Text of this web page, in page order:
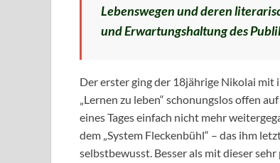
Lebenswegen und deren
und Erwartungshaltung des
Der erster ging der 18jährige Nikolai mit
„Lernen zu leben“ schonungslos offen
eines Tages einfach nicht mehr
dem „System Fleckenbühl“ – das ihm
selbstbewusst. Besser als mit dieser